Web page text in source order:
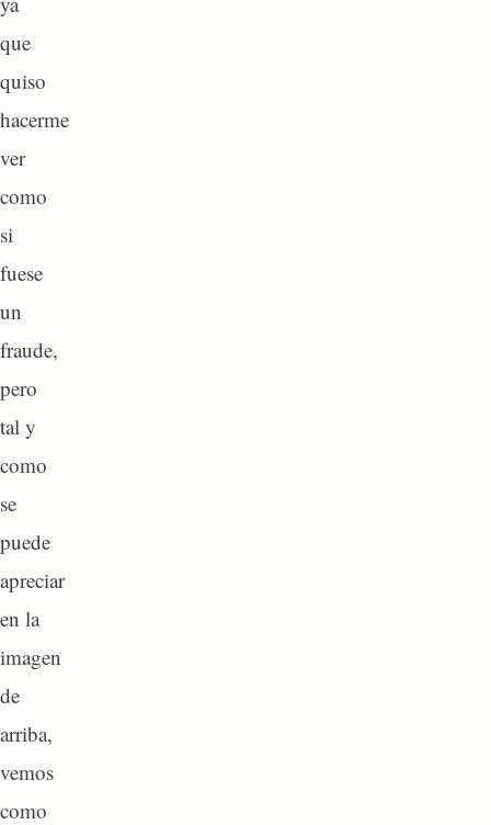
que
quiso
hacerme
ver
como
si
fuese
un
fraude,
pero
tal y
como
se
puede
apreciar
en la
imagen
de
arriba,
vemos
como